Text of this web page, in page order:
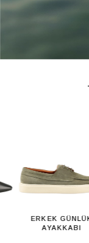
GÜNLÜK
AYAKKABI